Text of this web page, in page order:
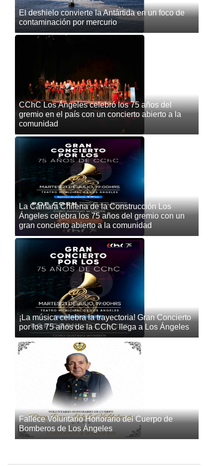
El deshielo convierte la Antártida en un foco de
contaminación por mercurio
CChC Los Ángeles celebró los 75 años del
gremio en el país con un concierto abierto a la
comunidad
La Cámara Chilena de la Construcción Los
Ángeles celebra los 75 años del gremio con un
gran concierto abierto a la comunidad
¡La música celebra la trayectoria! Gran Concierto
por los 75 años de la CChC llega a Los Ángeles
Fallece Voluntario Honorario del Cuerpo de
Bomberos de Los Ángeles